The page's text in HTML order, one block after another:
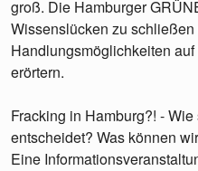
groß. Die Hamburger
Wissenslücken zu
Handlungsmöglichkeiten
erörtern.
Fracking in Hamburg?! -
entscheidet? Was können
Eine